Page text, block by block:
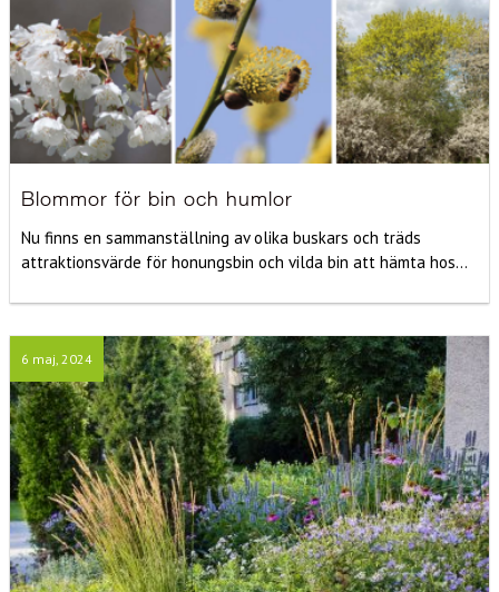
Blommor för bin och humlor
Nu finns en sammanställning av olika buskars och träds
attraktionsvärde för honungsbin och vilda bin att hämta hos...
6 maj, 2024